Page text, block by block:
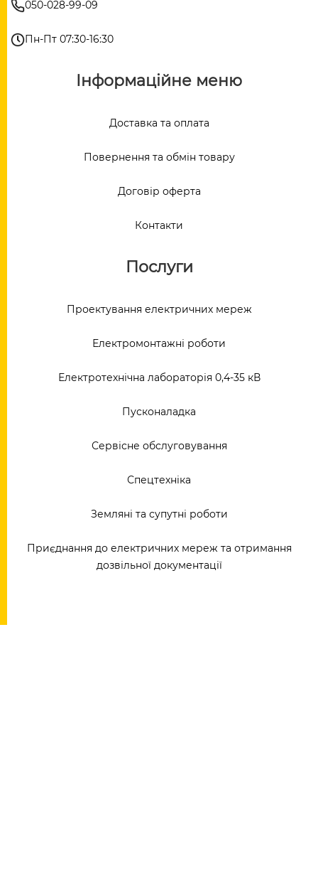
050-028-99-09
Пн-Пт 07:30-16:30
Інформаційне меню
Доставка та оплата
Повернення та обмін товару
Договір оферта
Контакти
Послуги
Проектування електричних мереж
Електромонтажні роботи
Електротехнічна лабораторія 0,4-35 кВ
Пусконаладка
Сервісне обслуговування
Спецтехніка
Земляні та супутні роботи
Приєднання до електричних мереж та отримання
дозвільної документації